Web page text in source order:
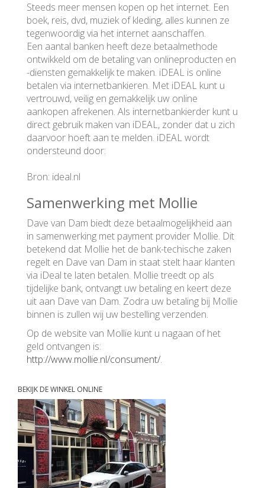
Steeds meer mensen kopen op het internet. Een
boek, reis, dvd, muziek of kleding, alles kunnen ze
tegenwoordig via het internet aanschaffen.
Een aantal banken heeft deze betaalmethode
ontwikkeld om de betaling van onlineproducten en
-diensten gemakkelijk te maken. iDEAL is online
betalen via internetbankieren. Met iDEAL kunt u
vertrouwd, veilig en gemakkelijk uw online
aankopen afrekenen. Als internetbankierder kunt u
direct gebruik maken van iDEAL, zonder dat u zich
daarvoor hoeft aan te melden. iDEAL wordt
ondersteund door:
Bron: ideal.nl
Samenwerking met Mollie
Dave van Dam biedt deze betaalmogelijkheid aan
in samenwerking met payment provider Mollie. Dit
betekend dat Mollie het de bank-techische zaken
regelt en Dave van Dam in staat stelt haar klanten
via iDeal te laten betalen. Mollie treedt op als
tijdelijke bank, ontvangt uw betaling en keert deze
uit aan Dave van Dam. Zodra uw betaling bij Mollie
binnen is zullen wij uw bestelling verzenden.
Op de website van Mollie kunt u nagaan of het
geld ontvangen is:
http://www.mollie.nl/consument/.
BEKIJK DE WINKEL ONLINE